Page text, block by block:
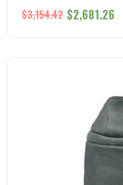
$3,154.42 $2,681.26